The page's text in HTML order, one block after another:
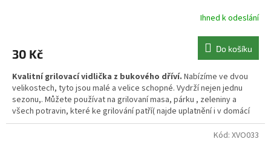
Ihned k odeslání
30 Kč Do košíku
Kvalitní grilovací vidlička z bukového dříví. Nabízíme ve dvou
velikostech, tyto jsou malé a velice schopné. Vydrží nejen jednu
sezonu,. Můžete používat na grilovaní masa, párku , zeleniny a
všech potravin, které ke grilování patří( najde uplatnění i v domácí
kuchyni při smažení řízku).
Kód: XVO033